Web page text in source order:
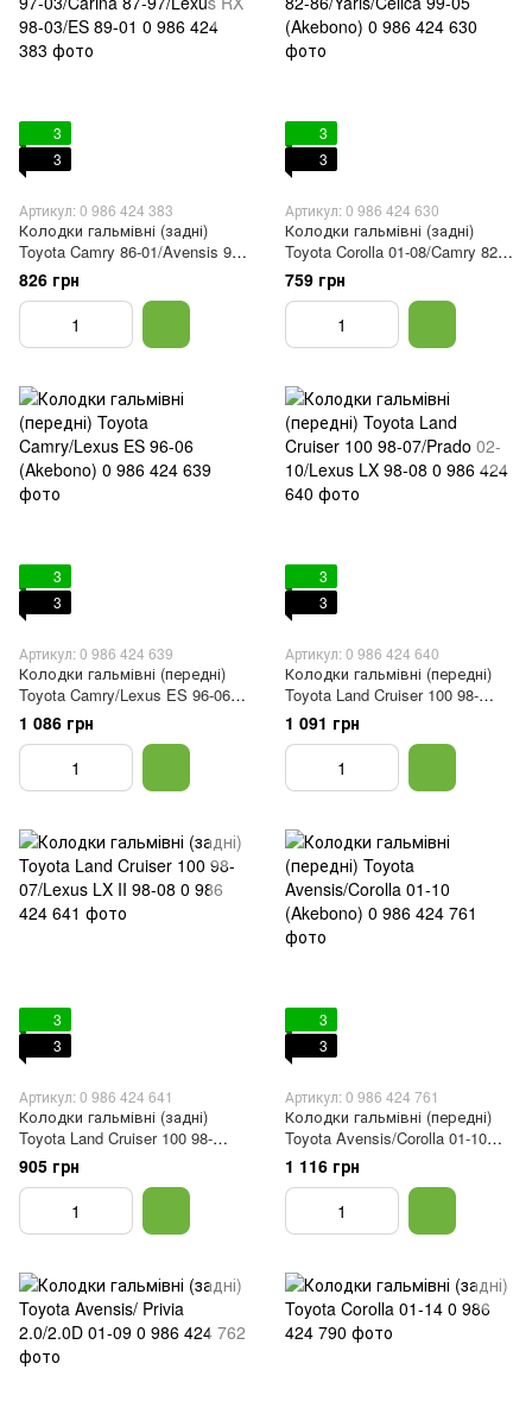
3
3
Артикул: 0 986 424 383
Колодки гальмівні (задні)
Toyota Camry 86-01/Avensis 97-
03/Carina 87-97/Lexus RX 98-
03/ES 89-01
826 грн
3
3
Артикул: 0 986 424 630
Колодки гальмівні (задні)
Toyota Corolla 01-08/Camry 82-
86/Yaris/Celica 99-05 (Akebono)
759 грн
3
3
Артикул: 0 986 424 639
Колодки гальмівні (передні)
Toyota Camry/Lexus ES 96-06
(Akebono)
1 086 грн
3
3
Артикул: 0 986 424 640
Колодки гальмівні (передні)
Toyota Land Cruiser 100 98-
07/Prado 02-10/Lexus LX 98-08
1 091 грн
3
3
Артикул: 0 986 424 641
Колодки гальмівні (задні)
Toyota Land Cruiser 100 98-
07/Lexus LX II 98-08
905 грн
3
3
Артикул: 0 986 424 761
Колодки гальмівні (передні)
Toyota Avensis/Corolla 01-10
(Akebono)
1 116 грн